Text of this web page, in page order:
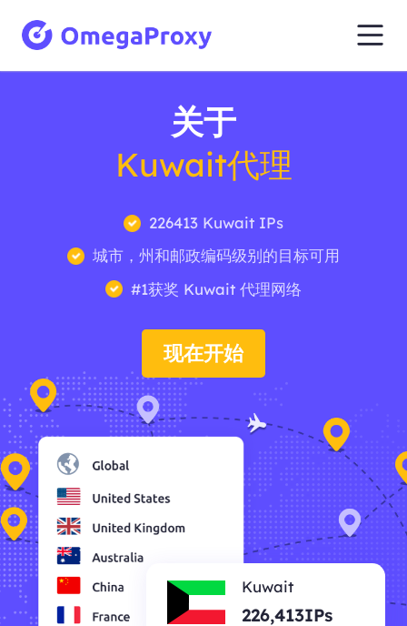
关于
Kuwait代理
226413 Kuwait IPs
城市，州和邮政编码级别的目标可用
#1获奖 Kuwait 代理网络
现在开始
Kuwait
226,413IPs